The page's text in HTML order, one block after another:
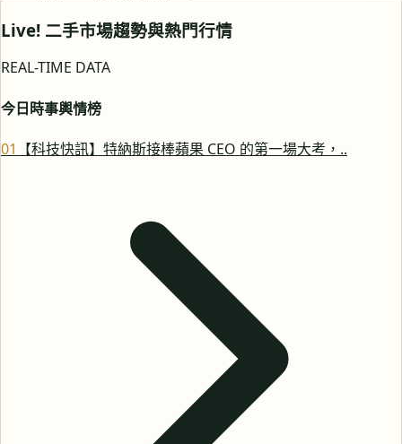
Live! 二手市場趨勢與熱門行情
REAL-TIME DATA
今日時事輿情榜
01 【科技快訊】特納斯接棒蘋果 CEO 的第一場大考，..